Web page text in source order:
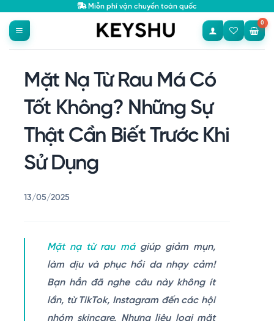
qua
nội
dung
Miễn phí vận chuyển toàn quốc
Mặt Nạ Từ Rau Má Có
Tốt Không? Những Sự
Thật Cần Biết Trước Khi
Sử Dụng
13/05/2025
Mặt nạ từ rau má giúp giảm mụn,
làm dịu và phục hồi da nhạy cảm!
Bạn hẳn đã nghe câu này không ít
lần, từ TikTok, Instagram đến các hội
nhóm skincare. Nhưng liệu loại mặt